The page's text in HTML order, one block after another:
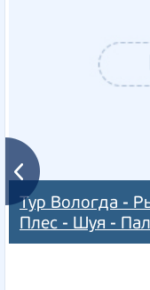
Тур Вологда -
Плес - Шуя -